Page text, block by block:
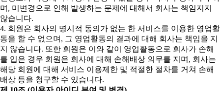
며, 미변경으로 인해 발생하는 문제에 대해서 회사는 책임지지
않습니다.
4. 회원은 회사의 명시적 동의가 없는 한 서비스를 이용한 영업활
동을 할 수 없으며, 그 영업활동의 결과에 대해 회사는 책임을 지
지 않습니다. 또한 회원은 이와 같이 영업활동으로 회사가 손해
를 입은 경우 회원은 회사에 대해 손해배상 의무를 지며, 회사는
해당 회원에 대해 서비스 이용제한 및 적절한 절차를 거쳐 손해
배상 등을 청구할 수 있습니다.